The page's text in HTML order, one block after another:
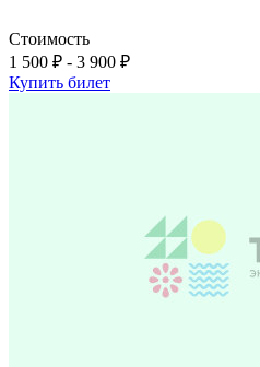
Стоимость
1 500 ₽ - 3 900 ₽
Купить билет